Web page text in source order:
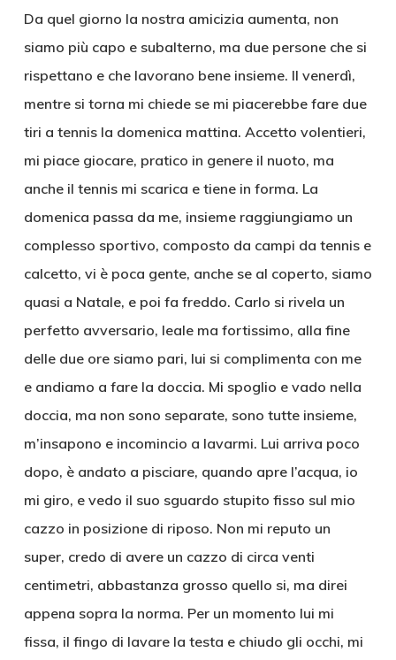
Da quel giorno la nostra amicizia aumenta, non
siamo più capo e subalterno, ma due persone che si
rispettano e che lavorano bene insieme. Il venerdì,
mentre si torna mi chiede se mi piacerebbe fare due
tiri a tennis la domenica mattina. Accetto volentieri,
mi piace giocare, pratico in genere il nuoto, ma
anche il tennis mi scarica e tiene in forma. La
domenica passa da me, insieme raggiungiamo un
complesso sportivo, composto da campi da tennis e
calcetto, vi è poca gente, anche se al coperto, siamo
quasi a Natale, e poi fa freddo. Carlo si rivela un
perfetto avversario, leale ma fortissimo, alla fine
delle due ore siamo pari, lui si complimenta con me
e andiamo a fare la doccia. Mi spoglio e vado nella
doccia, ma non sono separate, sono tutte insieme,
m’insapono e incomincio a lavarmi. Lui arriva poco
dopo, è andato a pisciare, quando apre l’acqua, io
mi giro, e vedo il suo sguardo stupito fisso sul mio
cazzo in posizione di riposo. Non mi reputo un
super, credo di avere un cazzo di circa venti
centimetri, abbastanza grosso quello si, ma direi
appena sopra la norma. Per un momento lui mi
fissa, il fingo di lavare la testa e chiudo gli occhi, mi